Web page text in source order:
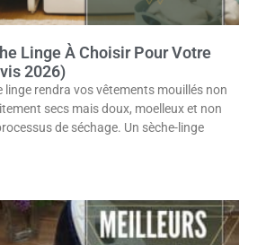
Linge À Choisir Pour Votre
2026)
linge rendra vos vêtements mouillés non
secs mais doux, moelleux et non
de séchage. Un sèche-linge